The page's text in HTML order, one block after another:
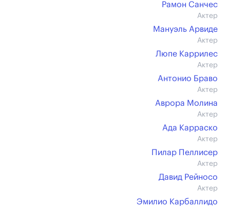
Рамон Санчес
Актер
Мануэль Арвиде
Актер
Люпе Каррилес
Актер
Антонио Браво
Актер
Аврора Молина
Актер
Ада Карраско
Актер
Пилар Пеллисер
Актер
Давид Рейносо
Актер
Эмилио Карбаллидо